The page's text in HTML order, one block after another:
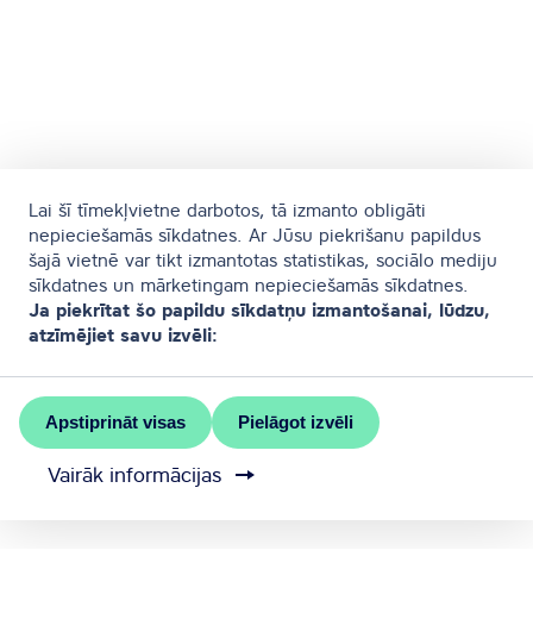
Lai šī tīmekļvietne darbotos, tā izmanto obligāti
nepieciešamās sīkdatnes. Ar Jūsu piekrišanu papildus
šajā vietnē var tikt izmantotas statistikas, sociālo mediju
sīkdatnes un mārketingam nepieciešamās sīkdatnes.
Ja piekrītat šo papildu sīkdatņu izmantošanai, lūdzu,
atzīmējiet savu izvēli:
Apstiprināt visas Pielāgot izvēli
Vairāk informācijas